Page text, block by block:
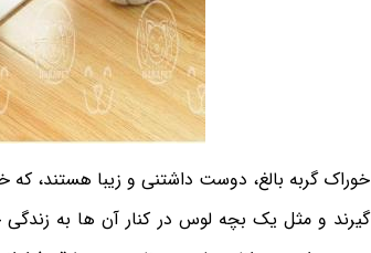
خوراک گربه بالغ، دوست داشتنی و زیبا هستند،
گیرند و مثل یک بچه لوس در کنار آن ها به